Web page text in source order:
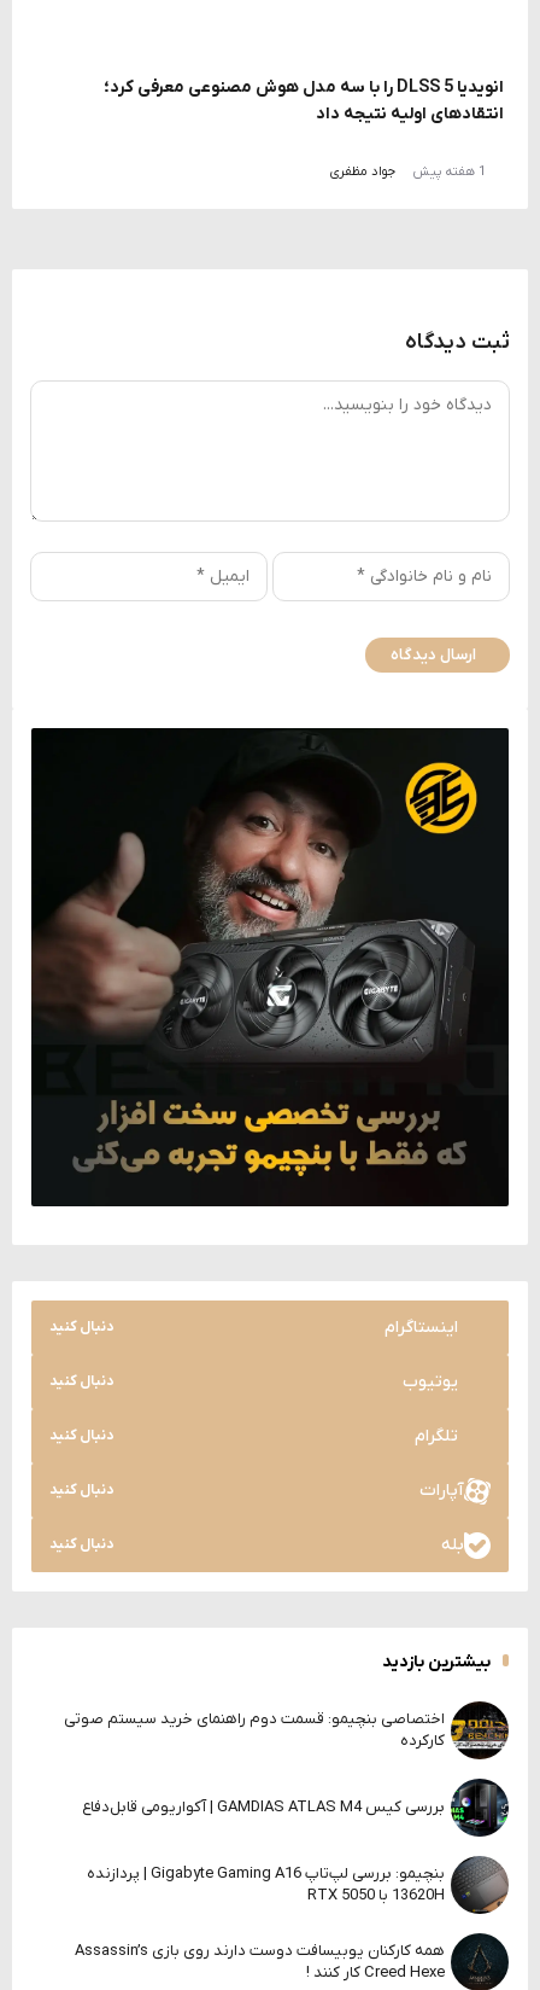
انویدیا DLSS 5 را با سه مدل هوش مصنوعی معرفی کرد؛
انتقادهای اولیه نتیجه داد
1 هفته پیش جواد مظفری
ثبت دیدگاه
اینستاگرام دنبال کنید
یوتیوب دنبال کنید
تلگرام دنبال کنید
آپارات دنبال کنید
بله دنبال کنید
بیشترین بازدید
اختصاصی بنچیمو: قسمت دوم راهنمای خرید سیستم صوتی
کارکرده
بررسی کیس GAMDIAS ATLAS M4 | آکواریومی قابل‌دفاع
بنچیمو: بررسی لپ‌تاپ Gigabyte Gaming A16 | پردازنده
13620H با RTX 5050
همه کارکنان یوبیسافت دوست دارند روی بازی Assassin’s
Creed Hexe کار کنند !